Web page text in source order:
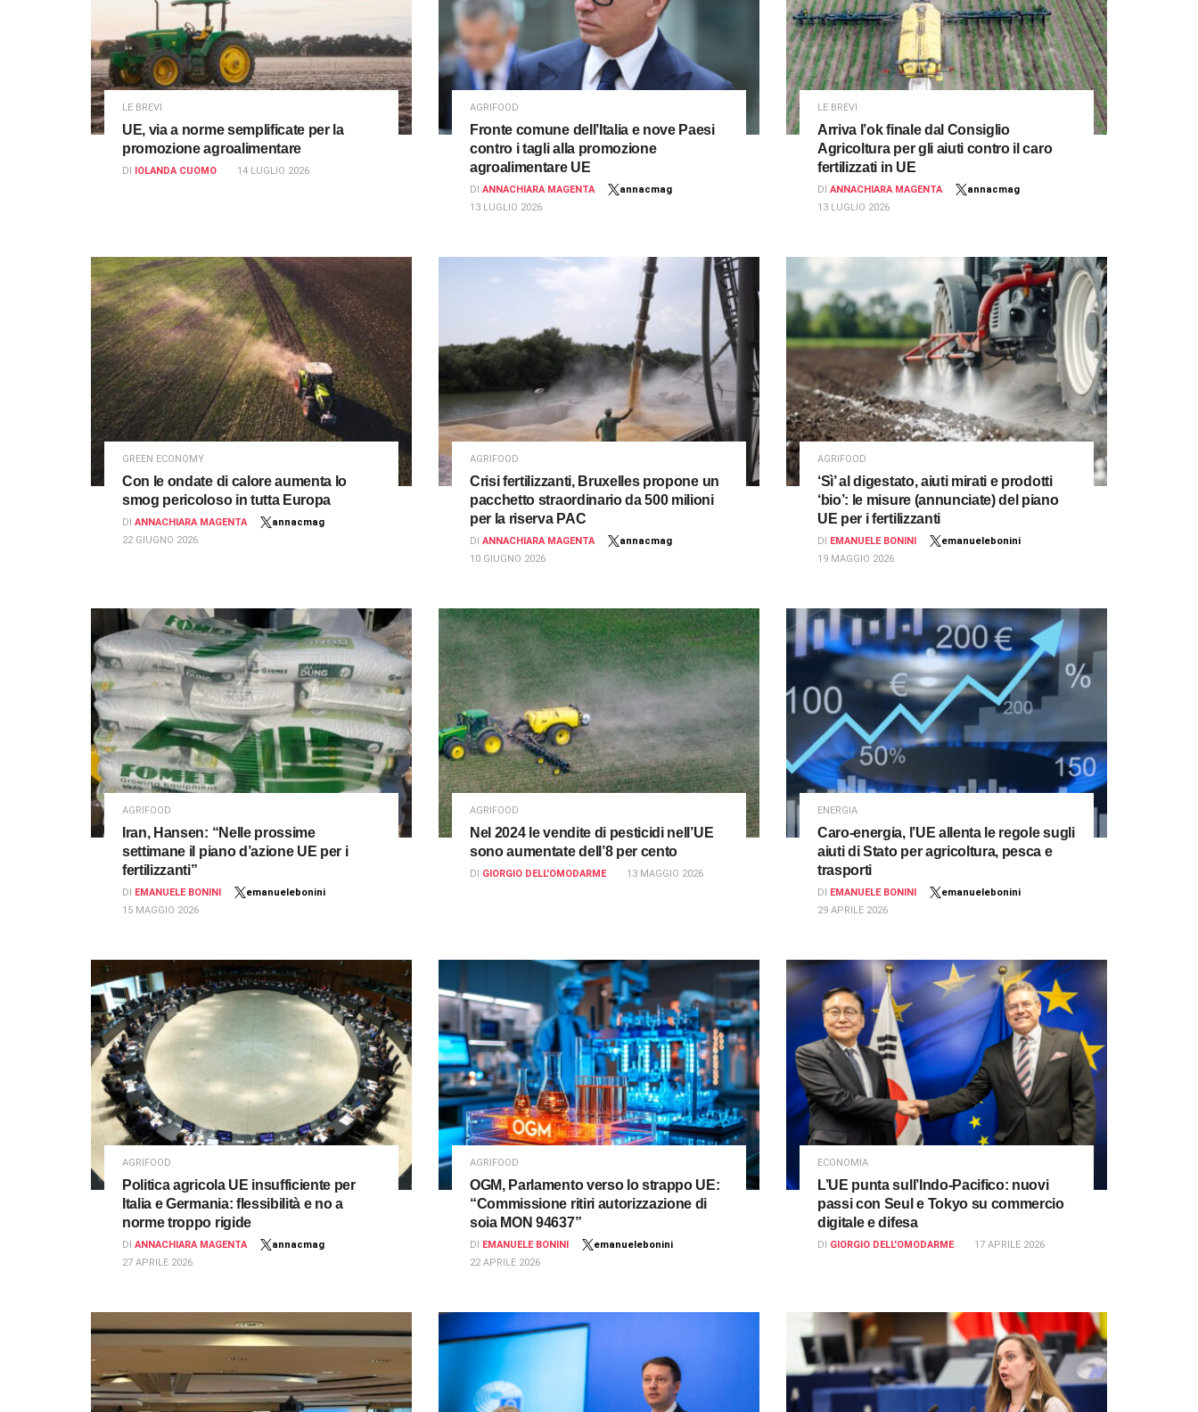
LE BREVI
UE, via a norme semplificate per la
promozione agroalimentare
DI IOLANDA CUOMO 14 LUGLIO 2026
AGRIFOOD
Fronte comune dell’Italia e nove Paesi
contro i tagli alla promozione
agroalimentare UE
DI ANNACHIARA MAGENTA
annacmag
13 LUGLIO 2026
LE BREVI
Arriva l’ok finale dal Consiglio
Agricoltura per gli aiuti contro il caro
fertilizzati in UE
DI ANNACHIARA MAGENTA
annacmag
13 LUGLIO 2026
GREEN ECONOMY
Con le ondate di calore aumenta lo
smog pericoloso in tutta Europa
DI ANNACHIARA MAGENTA
annacmag
22 GIUGNO 2026
AGRIFOOD
Crisi fertilizzanti, Bruxelles propone un
pacchetto straordinario da 500 milioni
per la riserva PAC
DI ANNACHIARA MAGENTA
annacmag
10 GIUGNO 2026
AGRIFOOD
‘Sì’ al digestato, aiuti mirati e prodotti
‘bio’: le misure (annunciate) del piano
UE per i fertilizzanti
DI EMANUELE BONINI
emanuelebonini
19 MAGGIO 2026
AGRIFOOD
Iran, Hansen: “Nelle prossime
settimane il piano d’azione UE per i
fertilizzanti”
DI EMANUELE BONINI
emanuelebonini
15 MAGGIO 2026
AGRIFOOD
Nel 2024 le vendite di pesticidi nell’UE
sono aumentate dell’8 per cento
DI GIORGIO DELL'OMODARME 13 MAGGIO 2026
ENERGIA
Caro-energia, l’UE allenta le regole sugli
aiuti di Stato per agricoltura, pesca e
trasporti
DI EMANUELE BONINI
emanuelebonini
29 APRILE 2026
AGRIFOOD
Politica agricola UE insufficiente per
Italia e Germania: flessibilità e no a
norme troppo rigide
DI ANNACHIARA MAGENTA
annacmag
27 APRILE 2026
AGRIFOOD
OGM, Parlamento verso lo strappo UE:
“Commissione ritiri autorizzazione di
soia MON 94637”
DI EMANUELE BONINI
emanuelebonini
22 APRILE 2026
ECONOMIA
L’UE punta sull’Indo-Pacifico: nuovi
passi con Seul e Tokyo su commercio
digitale e difesa
DI GIORGIO DELL'OMODARME 17 APRILE 2026